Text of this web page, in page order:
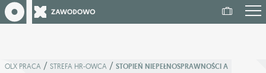
OLX PRACA / STREFA HR-OWCA / STOPIEŃ NIEPEŁNOSPRAWNOŚCI A